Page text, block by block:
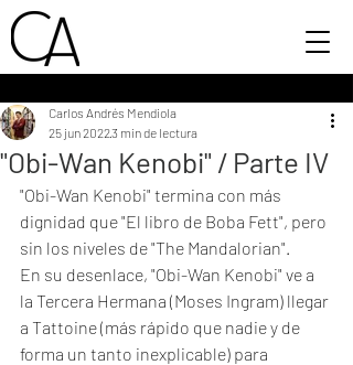
"Obi-Wan Kenobi" / Parte IV
Carlos Andrés Mendiola
25 jun 20223 min de lectura
"Obi-Wan Kenobi" termina con más
dignidad que "El libro de Boba Fett", pero
sin los niveles de "The Mandalorian".
En su desenlace, "Obi-Wan Kenobi" ve a
la Tercera Hermana (Moses Ingram) llegar
a Tattoine (más rápido que nadie y de
forma un tanto inexplicable) para